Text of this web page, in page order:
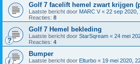
Golf 7 facelift hemel zwart krijgen
Laatste bericht door MARC V « 22 sep 2020,
Reacties: 8
Golf 7 Hemel bekleding
Laatste bericht door StarSqream « 24 mei
Reacties: 4
Bumper
Laatste bericht door Elturbo « 19 mei 2020,